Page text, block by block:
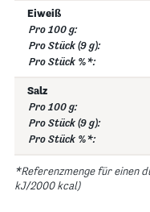
Eiweiß
Salz
*Referenzmenge für einen
kJ/2000 kcal)